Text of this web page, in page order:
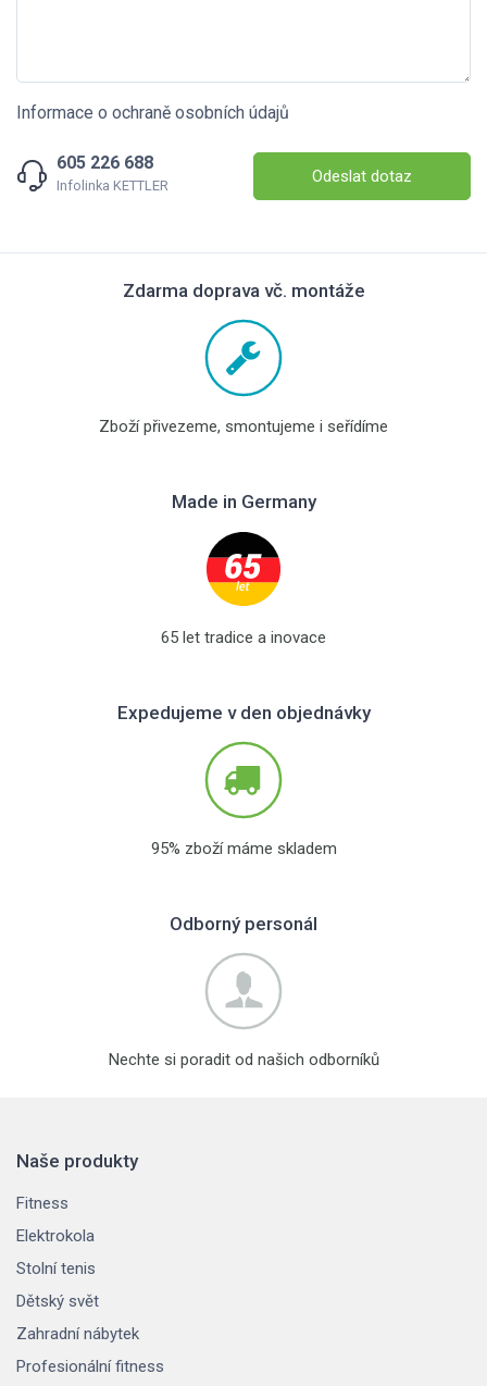
Informace o ochraně osobních údajů
605 226 688
Infolinka KETTLER Odeslat dotaz
Zdarma doprava vč. montáže
Zboží přivezeme, smontujeme i seřídíme
Made in Germany
65 let tradice a inovace
Expedujeme v den objednávky
95% zboží máme skladem
Odborný personál
Nechte si poradit od našich odborníků
Naše produkty
Fitness
Elektrokola
Stolní tenis
Dětský svět
Zahradní nábytek
Profesionální fitness